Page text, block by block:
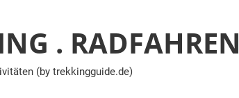
. RADFAHREN
(by trekkingguide.de)